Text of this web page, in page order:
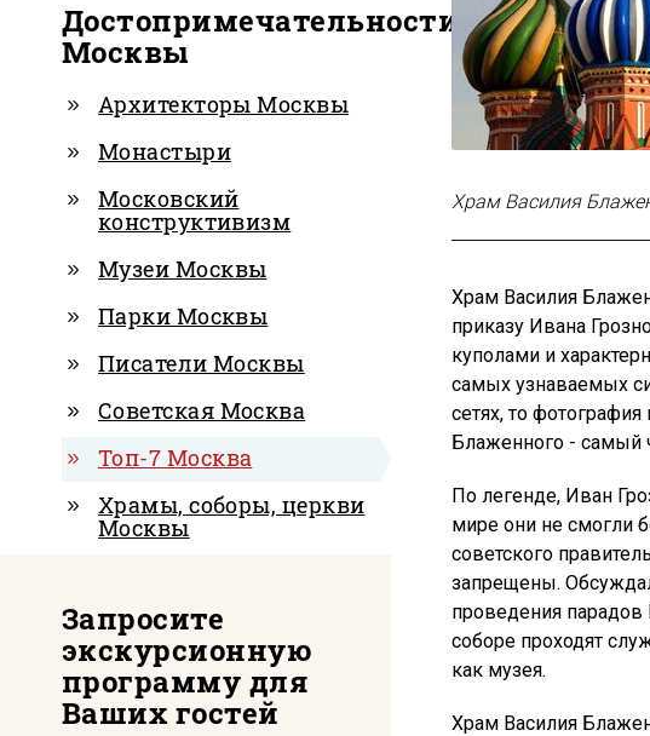
Храм Василия
Храм Василия
приказу Ивана
куполами и
самых узнаваемых
сетях, то
Блаженного - самый
По легенде, Иван
мире они не смогли
советского
запрещены.
проведения
соборе проходят
как музея.
Храм Василия
Достопримечательности
Москвы
Архитекторы Москвы
Монастыри
Московский
конструктивизм
Музеи Москвы
Парки Москвы
Писатели Москвы
Советская Москва
Топ-7 Москва
Храмы, соборы, церкви
Москвы
Запросите
экскурсионную
программу для
Ваших гостей